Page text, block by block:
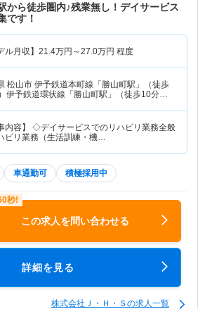
から徒歩圏内♪残業無し！デイサービス
です！
ル月収】 21.4万円～27.0万円 程度
松山市 伊予鉄道本町線「勝山町駅」（徒歩
伊予鉄道環状線「勝山町駅」（徒歩10分）
内容】 ◇デイサービスでのリハビリ業務全般
ビリ業務（生活訓練・機…
車通勤可 積極採用中
この求人を問い合わせる
詳細を見る
株式会社Ｊ・Ｈ・Ｓの求人一覧